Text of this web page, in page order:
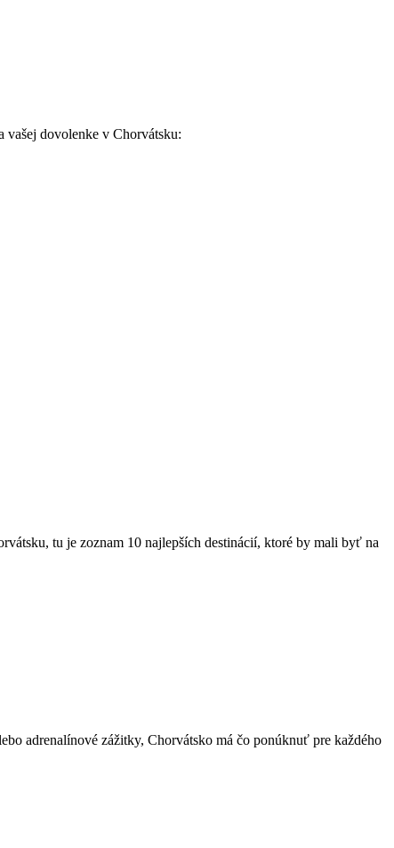
⁤vašej dovolenke v Chorvátsku:
tu je zoznam 10 najlepších ⁢destinácií, ktoré by mali byť‌ na
adrenalínové zážitky, Chorvátsko⁤ má čo ponúknuť pre každého